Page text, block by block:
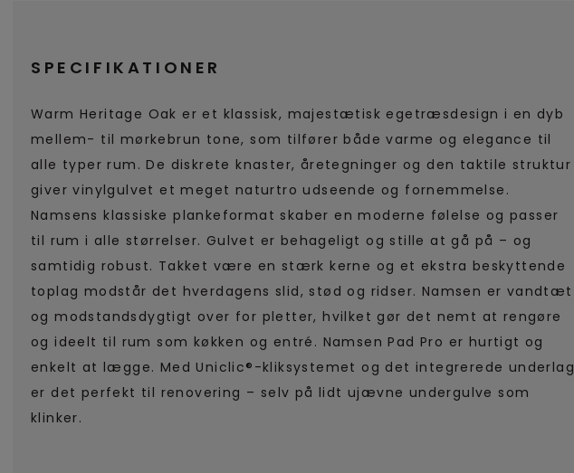
SPECIFIKATIONER
Warm Heritage Oak er et klassisk, majestætisk egetræsdesign i en dyb
mellem- til mørkebrun tone, som tilfører både varme og elegance til
alle typer rum. De diskrete knaster, åretegninger og den taktile struktur
giver vinylgulvet et meget naturtro udseende og fornemmelse.
Namsens klassiske plankeformat skaber en moderne følelse og passer
til rum i alle størrelser. Gulvet er behageligt og stille at gå på – og
samtidig robust. Takket være en stærk kerne og et ekstra beskyttende
toplag modstår det hverdagens slid, stød og ridser. Namsen er vandtæt
og modstandsdygtigt over for pletter, hvilket gør det nemt at rengøre
og ideelt til rum som køkken og entré. Namsen Pad Pro er hurtigt og
enkelt at lægge. Med Uniclic®-kliksystemet og det integrerede underlag
er det perfekt til renovering – selv på lidt ujævne undergulve som
klinker.